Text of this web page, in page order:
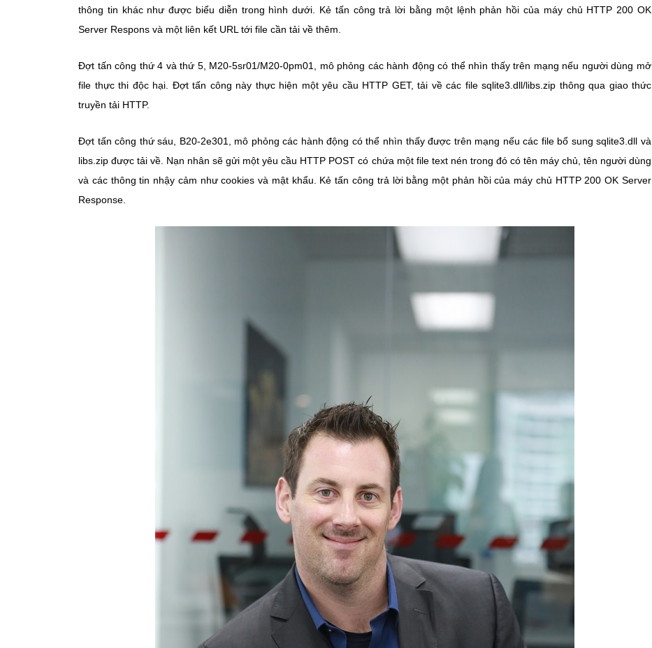
thông tin khác như được biểu diễn trong hình dưới. Kẻ tấn công trả lời bằng một lệnh phản hồi của máy chủ HTTP 200 OK
Server Respons và một liên kết URL tới file cần tải về thêm.
Đợt tấn công thứ 4 và thứ 5, M20-5sr01/M20-0pm01, mô phỏng các hành động có thể nhìn thấy trên mạng nếu người dùng mở
file thực thi độc hại. Đợt tấn công này thực hiện một yêu cầu HTTP GET, tải về các file sqlite3.dll/libs.zip thông qua giao thức
truyền tải HTTP.
Đợt tấn công thứ sáu, B20-2e301, mô phỏng các hành động có thể nhìn thấy được trên mạng nếu các file bổ sung sqlite3.dll và
libs.zip được tải về. Nạn nhân sẽ gửi một yêu cầu HTTP POST có chứa một file text nén trong đó có tên máy chủ, tên người dùng
và các thông tin nhậy cảm như cookies và mật khẩu. Kẻ tấn công trả lời bằng một phản hồi của máy chủ HTTP 200 OK Server
Response.